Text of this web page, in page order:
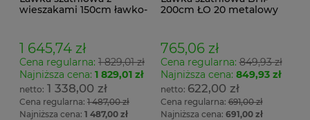
wieszakami 150cm ławko-
1 645,74 zł
Cena regularna: 1 829,01 zł
Najniższa cena: 1 829,01 zł
1 338,00 zł
Cena regularna: 1 487,00 zł
Najniższa cena: 1 487,00 zł
200cm ŁO 20 metalowy
765,06 zł
Cena regularna:849,93 zł
Najniższa cena: 849,93 zł
622,00 zł
Cena regularna:691,00 zł
Najniższa cena: 691,00 zł